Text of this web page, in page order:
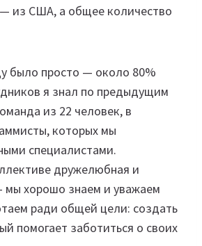
из США, а общее количество
было просто — около 80%
я знал по предыдущим
из 22 человек, в
которых мы
специалистами.
дружелюбная и
мы хорошо знаем и уважаем
ради общей цели: создать
помогает заботиться о своих